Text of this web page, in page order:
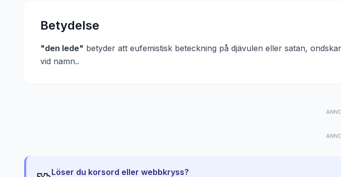
Betydelse
"den lede" betyder att eufemistisk beteckning på djävulen eller satan,
vid namn..
Löser du korsord eller webbkryss?